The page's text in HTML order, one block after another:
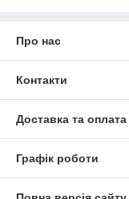
Про нас
Контакти
Доставка та оплата
Графік роботи